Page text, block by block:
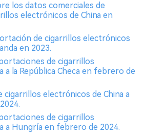
los datos comerciales de
electrónicos de China en
de cigarrillos electrónicos
en 2023.
de cigarrillos
a la República Checa en febrero de
cigarrillos electrónicos de China a
de cigarrillos
a Hungría en febrero de 2024.